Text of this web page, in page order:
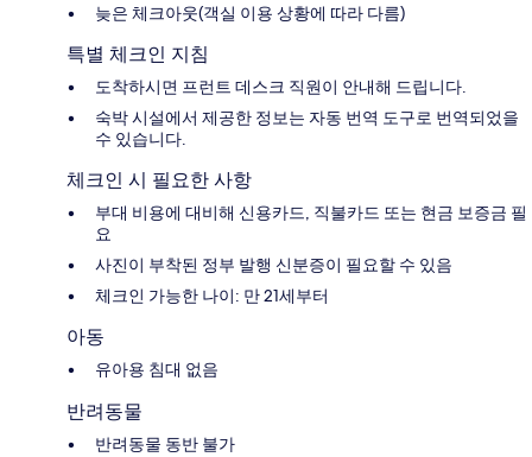
늦은 체크아웃(객실 이용 상황에 따라 다름)
특별 체크인 지침
도착하시면 프런트 데스크 직원이 안내해 드립니다.
숙박 시설에서 제공한 정보는 자동 번역 도구로 번역되었을
수 있습니다.
체크인 시 필요한 사항
부대 비용에 대비해 신용카드, 직불카드 또는 현금 보증금 필
요
사진이 부착된 정부 발행 신분증이 필요할 수 있음
체크인 가능한 나이: 만 21세부터
아동
유아용 침대 없음
반려동물
반려동물 동반 불가